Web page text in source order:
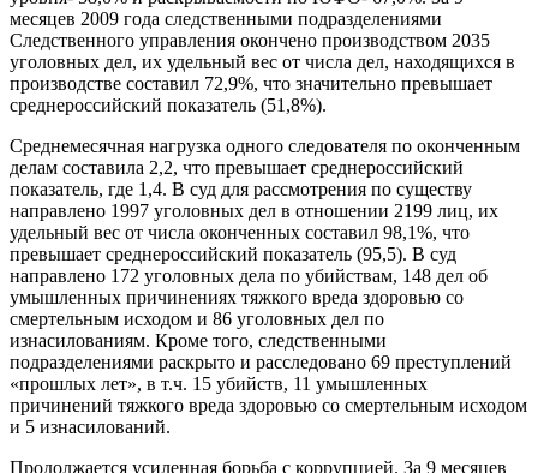
месяцев 2009 года следственными подразделениями
Следственного управления окончено производством 2035
уголовных дел, их удельный вес от числа дел, находящихся в
производстве составил 72,9%, что значительно превышает
среднероссийский показатель (51,8%).
Среднемесячная нагрузка одного следователя по оконченным
делам составила 2,2, что превышает среднероссийский
показатель, где 1,4. В суд для рассмотрения по существу
направлено 1997 уголовных дел в отношении 2199 лиц, их
удельный вес от числа оконченных составил 98,1%, что
превышает среднероссийский показатель (95,5). В суд
направлено 172 уголовных дела по убийствам, 148 дел об
умышленных причинениях тяжкого вреда здоровью со
смертельным исходом и 86 уголовных дел по
изнасилованиям. Кроме того, следственными
подразделениями раскрыто и расследовано 69 преступлений
«прошлых лет», в т.ч. 15 убийств, 11 умышленных
причинений тяжкого вреда здоровью со смертельным исходом
и 5 изнасилований.
Продолжается усиленная борьба с коррупцией. За 9 месяцев